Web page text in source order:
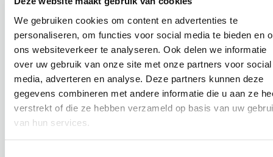
We gebruiken cookies om content en advertenties te
personaliseren, om functies voor social media te bieden en
ons websiteverkeer te analyseren. Ook delen we informatie
over uw gebruik van onze site met onze partners voor social
media, adverteren en analyse. Deze partners kunnen deze
gegevens combineren met andere informatie die u aan ze
verstrekt of die ze hebben verzameld op basis van uw
van hun services.
Let op:
losse tak
€34,95
incl. BTW
BEKIJK PRODUCT
Hoogte: 115 cm
Diameter: 5 cm
Let op:
losse tak
€19,95
incl. BTW